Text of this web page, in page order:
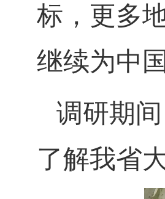
标，更多
继续为中
调研期
了解我省